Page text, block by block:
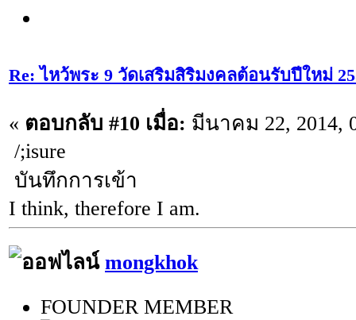
Re: ไหว้พระ 9 วัดเสริมสิริมงคลต้อนรับปีใหม่
« ตอบกลับ #10 เมื่อ: มีนาคม 22, 2014,
/;isure
บันทึกการเข้า
I think, therefore I am.
mongkhok
FOUNDER MEMBER